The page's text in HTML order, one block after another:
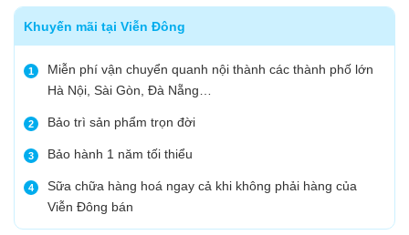
Khuyến mãi tại Viễn Đông
1
Miễn phí vận chuyển quanh nội thành các thành phố lớn
Hà Nội, Sài Gòn, Đà Nẵng…
2 Bảo trì sản phẩm trọn đời
3 Bảo hành 1 năm tối thiểu
4
Sữa chữa hàng hoá ngay cả khi không phải hàng của
Viễn Đông bán